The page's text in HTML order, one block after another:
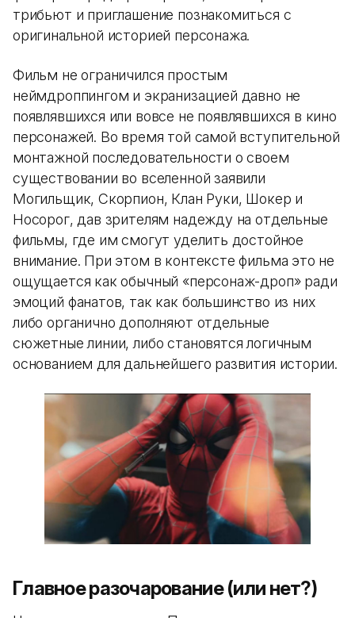
трибьют и приглашение познакомиться с
оригинальной историей персонажа.
Фильм не ограничился простым
неймдроппингом и экранизацией давно не
появлявшихся или вовсе не появлявшихся в кино
персонажей. Во время той самой вступительной
монтажной последовательности о своем
существовании во вселенной заявили
Могильщик, Скорпион, Клан Руки, Шокер и
Носорог, дав зрителям надежду на отдельные
фильмы, где им смогут уделить достойное
внимание. При этом в контексте фильма это не
ощущается как обычный «персонаж-дроп» ради
эмоций фанатов, так как большинство из них
либо органично дополняют отдельные
сюжетные линии, либо становятся логичным
основанием для дальнейшего развития истории.
Главное разочарование (или нет?)